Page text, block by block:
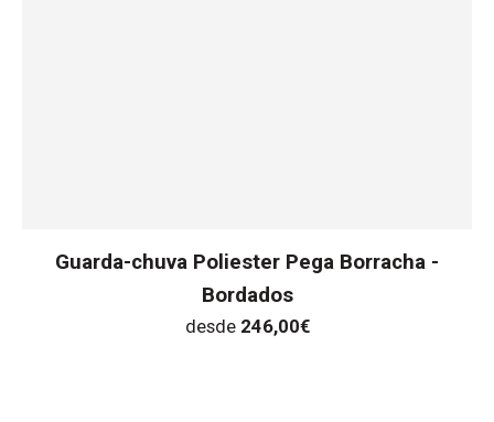
Guarda-chuva Poliester Pega Borracha -
Bordados
desde 246,00€